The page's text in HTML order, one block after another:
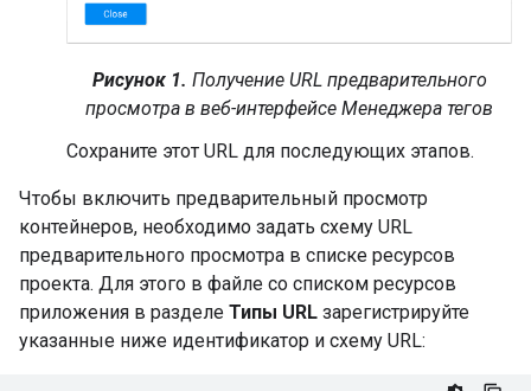
Рисунок 1. Получение URL предварительного
просмотра в веб-интерфейсе Менеджера тегов
Сохраните этот URL для последующих этапов.
Чтобы включить предварительный просмотр
контейнеров, необходимо задать схему URL
предварительного просмотра в списке ресурсов
проекта. Для этого в файле со списком ресурсов
приложения в разделе Типы URL зарегистрируйте
указанные ниже идентификатор и схему URL: